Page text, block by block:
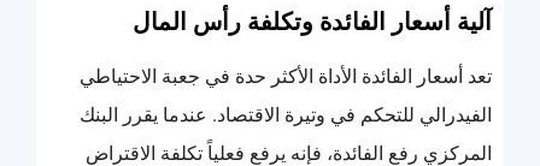
آلية أسعار الفائدة وتكلفة رأس المال
تعد أسعار الفائدة الأداة الأكثر حدة في جعبة الاحتياطي
الفيدرالي للتحكم في وتيرة الاقتصاد. عندما يقرر البنك
المركزي رفع الفائدة، فإنه يرفع فعلياً تكلفة الاقتراض